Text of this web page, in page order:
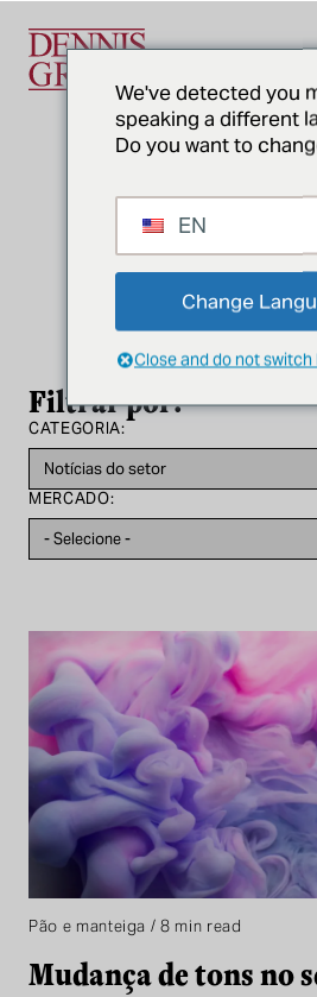
Notícias
Filtrar por:
CATEGORIA:
MERCADO:
Pão e manteiga / 8 min read
Mudança de tons no
We've detected you
speaking a different
Do you want to
EN
Change
Close and do not